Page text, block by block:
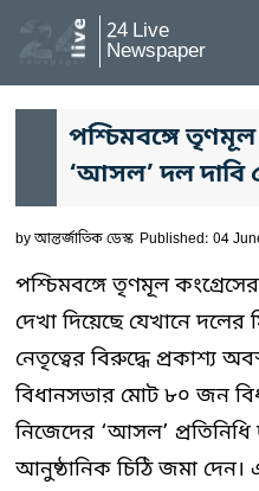
24 Live
Newspaper
পশ্চিমবঙ্গে
‘আসল’ দল দাবি
byআন্তর্জাতিক ডেস্ক Published: 04
পশ্চিমবঙ্গে তৃণমূল
দেখা দিয়েছে যেখানে দলের
নেতৃত্বের বিরুদ্ধে প্রকাশ্য
বিধানসভার মোট ৮০ জন
নিজেদের ‘আসল’
আনুষ্ঠানিক চিঠি জমা দেন।